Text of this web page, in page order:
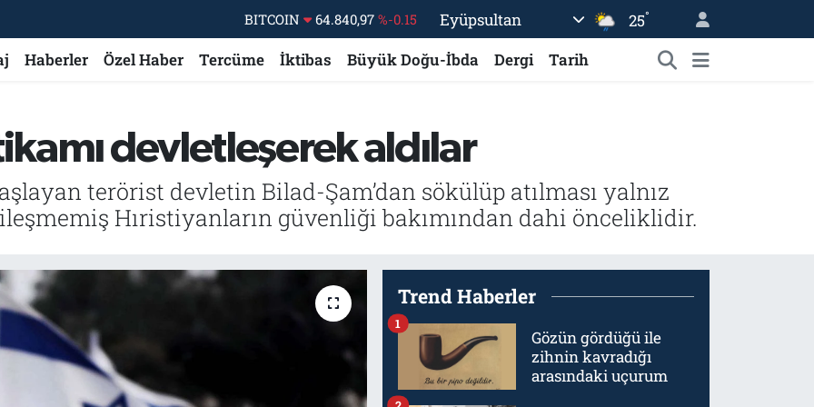
DOLAR 47,7436 %0.18
EURO
55,2510
%0.32
BİST100
13.779
%-14
BITCOIN
64.840,97 %-0.15
Eyüpsultan 25°
Haberler Özel Haber Tercüme İktibas Büyük Doğu-İbda Dergi Tarih
devletleşerek aldılar
terörist devletin Bilad-Şam’dan sökülüp atılması yalnız
Hıristiyanların güvenliği bakımından dahi önceliklidir.
Trend Haberler
Gözün gördüğü ile
zihnin kavradığı
arasındaki uçurum
1